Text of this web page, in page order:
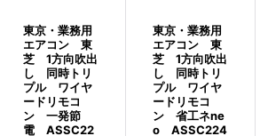
東京・業務用
エアコン 東
芝 1方向吹出
し 同時トリ
プル ワイヤ
ードリモコ
ン 一発節
電 ASSC22
東京・業務用
エアコン 東
芝 1方向吹出
し 同時トリ
プル ワイヤ
ードリモコ
ン 省工ネne
o ASSC224